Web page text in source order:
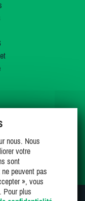
nous. Nous
votre
sont
peuvent pas
», vous
Pour plus